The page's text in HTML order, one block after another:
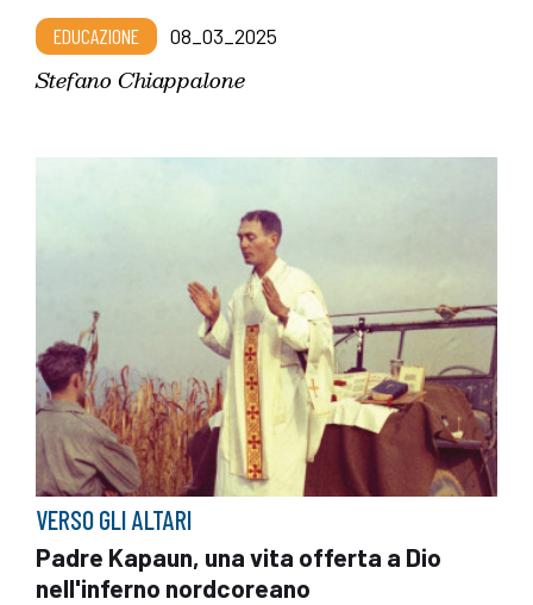
EDUCAZIONE 08_03_2025
Stefano Chiappalone
VERSO GLI ALTARI
Padre Kapaun, una vita offerta a Dio
nell'inferno nordcoreano